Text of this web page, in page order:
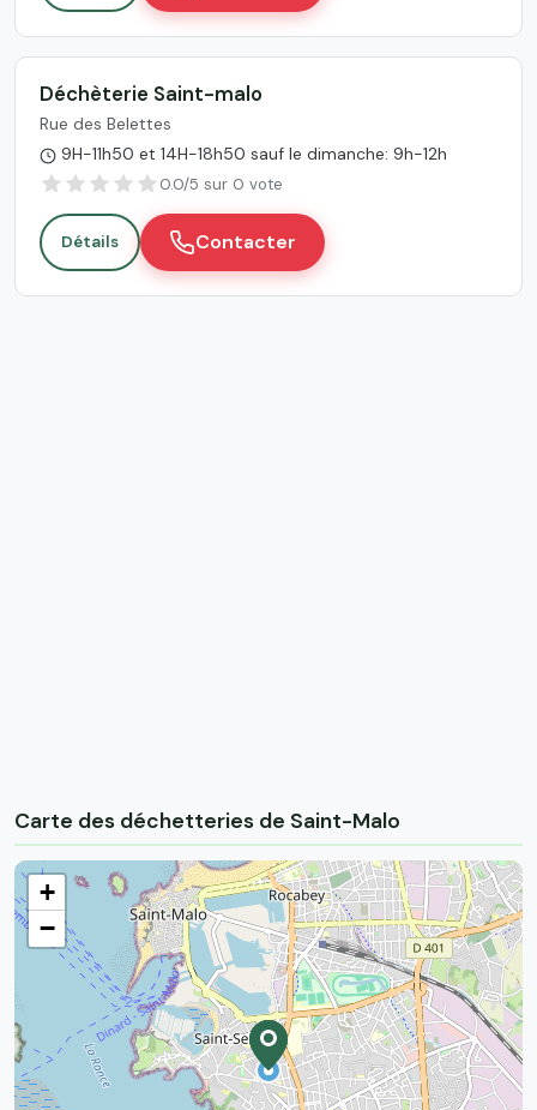
Déchèterie Saint-malo
Rue des Belettes
9H-11h50 et 14H-18h50 sauf le dimanche: 9h-12h
0.0/5 sur 0 vote
Détails Contacter
Carte des déchetteries de Saint-Malo
+
−